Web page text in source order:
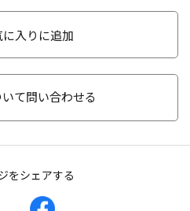
に入りに追加
て問い合わせる
をシェアする